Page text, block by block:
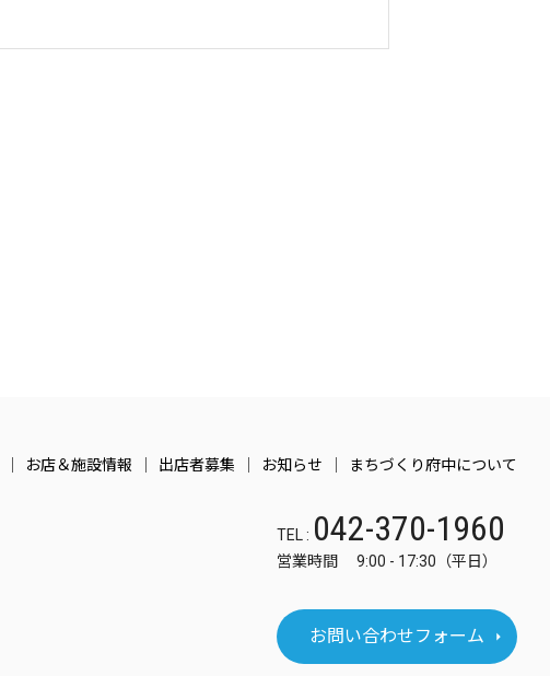
お店＆施設情報 出店者募集 お知らせ まちづくり府中について
TEL : 042-370-1960
営業時間 9:00 - 17:30（平日）
お問い合わせフォーム